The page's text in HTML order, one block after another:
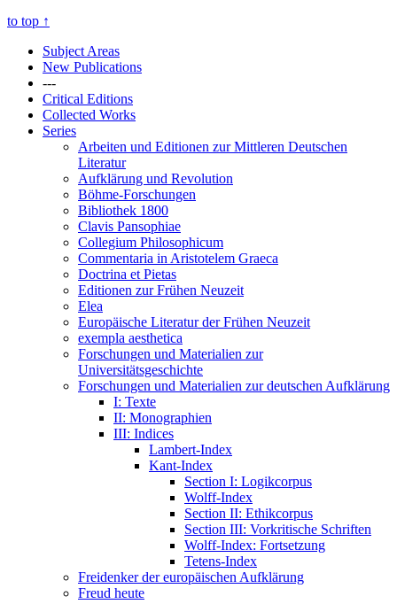
to top ↑
Subject Areas
New Publications
---
Critical Editions
Collected Works
Series
Arbeiten und Editionen zur Mittleren Deutschen
Literatur
Aufklärung und Revolution
Böhme-Forschungen
Bibliothek 1800
Clavis Pansophiae
Collegium Philosophicum
Commentaria in Aristotelem Graeca
Doctrina et Pietas
Editionen zur Frühen Neuzeit
Elea
Europäische Literatur der Frühen Neuzeit
exempla aesthetica
Forschungen und Materialien zur
Universitätsgeschichte
Forschungen und Materialien zur deutschen Aufklärung
I: Texte
II: Monographien
III: Indices
Lambert-Index
Kant-Index
Section I: Logikcorpus
Wolff-Index
Section II: Ethikcorpus
Section III: Vorkritische Schriften
Wolff-Index: Fortsetzung
Tetens-Index
Freidenker der europäischen Aufklärung
Freud heute